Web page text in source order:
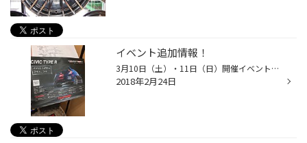
イベント追加情報！
3月10日（土）・11日（日）開催イベントの追加情報です！ 協賛メーカーFUJITSUBO様のデモカーが正式に決定いたしました！ なんと・・・新型のシビックタイプRです☆ もちろん開発中のマフラーを装着した車両で来店いただきます。 車両自体はなかなか見かけることがなく 当店でもスタッドレス装着のた...
2018年2月24日